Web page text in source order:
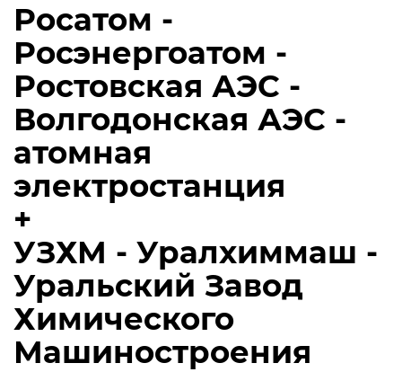
Росатом -
Росэнергоатом -
Ростовская АЭС -
Волгодонская АЭС -
атомная
электростанция
+
УЗХМ - Уралхиммаш -
Уральский Завод
Химического
Машиностроения